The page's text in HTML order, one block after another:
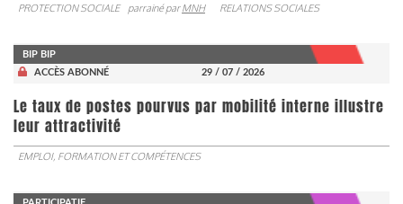
PROTECTION SOCIALE
parrainé parMNH RELATIONS SOCIALES
BIP BIP
ACCÈS ABONNÉ
29 / 07 / 2026
Le taux de postes pourvus par mobilité interne illustre
leur attractivité
EMPLOI, FORMATION ET COMPÉTENCES